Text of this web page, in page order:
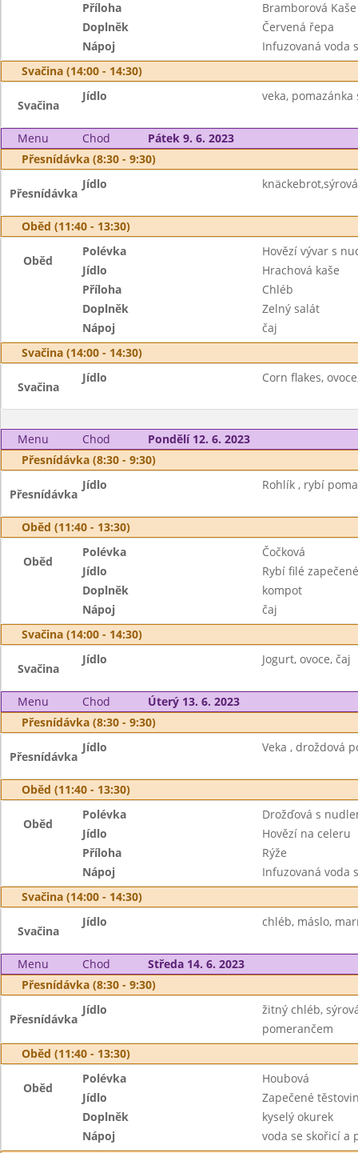
Příloha
Bramborová Kaše
Doplněk
Červená řepa
Nápoj
Infuzovaná voda
Svačina (14:00 - 14:30)
Svačina
Jídlo veka,
Menu Chod
Pátek 9. 6. 2023
Přesnídávka (8:30 - 9:30)
Přesnídávka
Jídlo
Oběd (11:40 - 13:30)
Oběd
Polévka
Hovězí vývar s
Jídlo
Hrachová kaše
Příloha
Chléb
Doplněk
Zelný salát
Nápoj
čaj
Svačina (14:00 - 14:30)
Svačina
Jídlo Corn flakes,
Menu Chod
Pondělí 12. 6. 2023
Přesnídávka (8:30 - 9:30)
Přesnídávka
Jídlo Rohlík , rybí
Oběd (11:40 - 13:30)
Oběd
Polévka
Čočková
Jídlo
Rybí filé
Doplněk
kompot
Nápoj
čaj
Svačina (14:00 - 14:30)
Svačina
Jídlo Jogurt, ovoce, čaj
Menu Chod
Úterý 13. 6. 2023
Přesnídávka (8:30 - 9:30)
Přesnídávka
Jídlo Veka , droždová
Oběd (11:40 - 13:30)
Oběd
Polévka
Drožďová s
Jídlo
Hovězí na celeru
Příloha
Rýže
Nápoj
Infuzovaná voda
Svačina (14:00 - 14:30)
Svačina
Jídlo chléb, máslo,
Menu Chod
Středa 14. 6. 2023
Přesnídávka (8:30 - 9:30)
Přesnídávka
Jídlo
žitný chléb,
pomerančem
Oběd (11:40 - 13:30)
Oběd
Polévka
Houbová
Jídlo
Zapečené
Doplněk
kyselý okurek
Nápoj
voda se skořicí a